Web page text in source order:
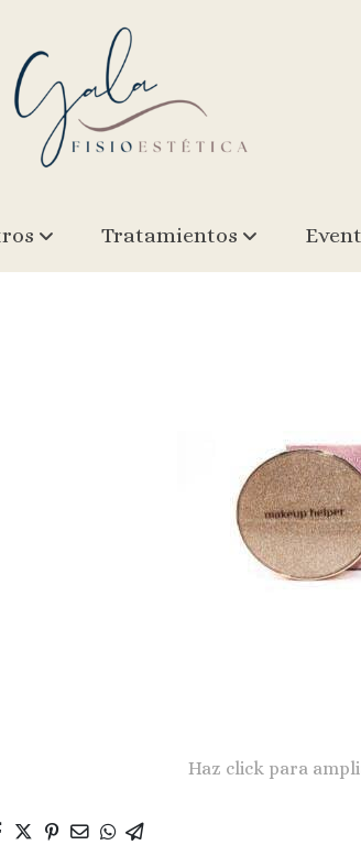
Tratamientos
023 CUSHION MOISTURE (01 ROSE
Haz click para